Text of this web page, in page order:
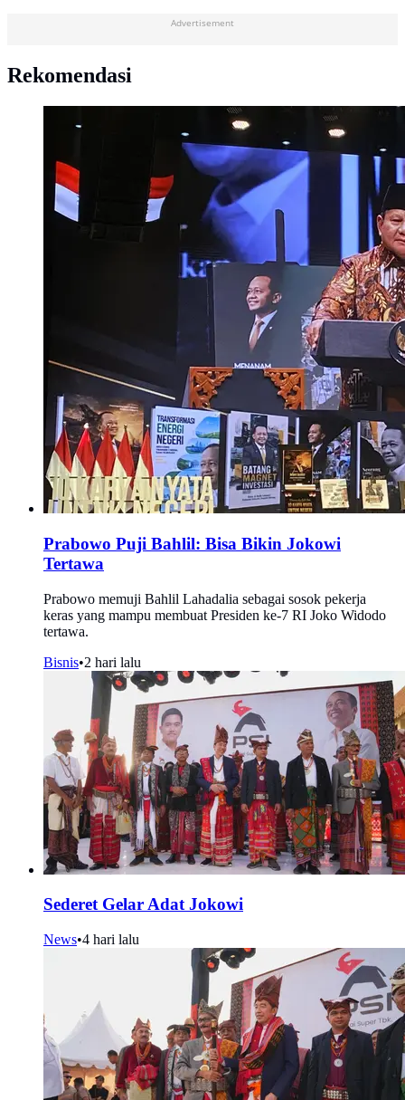
Advertisement
Rekomendasi
Prabowo Puji Bahlil: Bisa Bikin Jokowi
Tertawa
Prabowo memuji Bahlil Lahadalia sebagai sosok pekerja
keras yang mampu membuat Presiden ke-7 RI Joko Widodo
tertawa.
Bisnis•2 hari lalu
Sederet Gelar Adat Jokowi
News•4 hari lalu